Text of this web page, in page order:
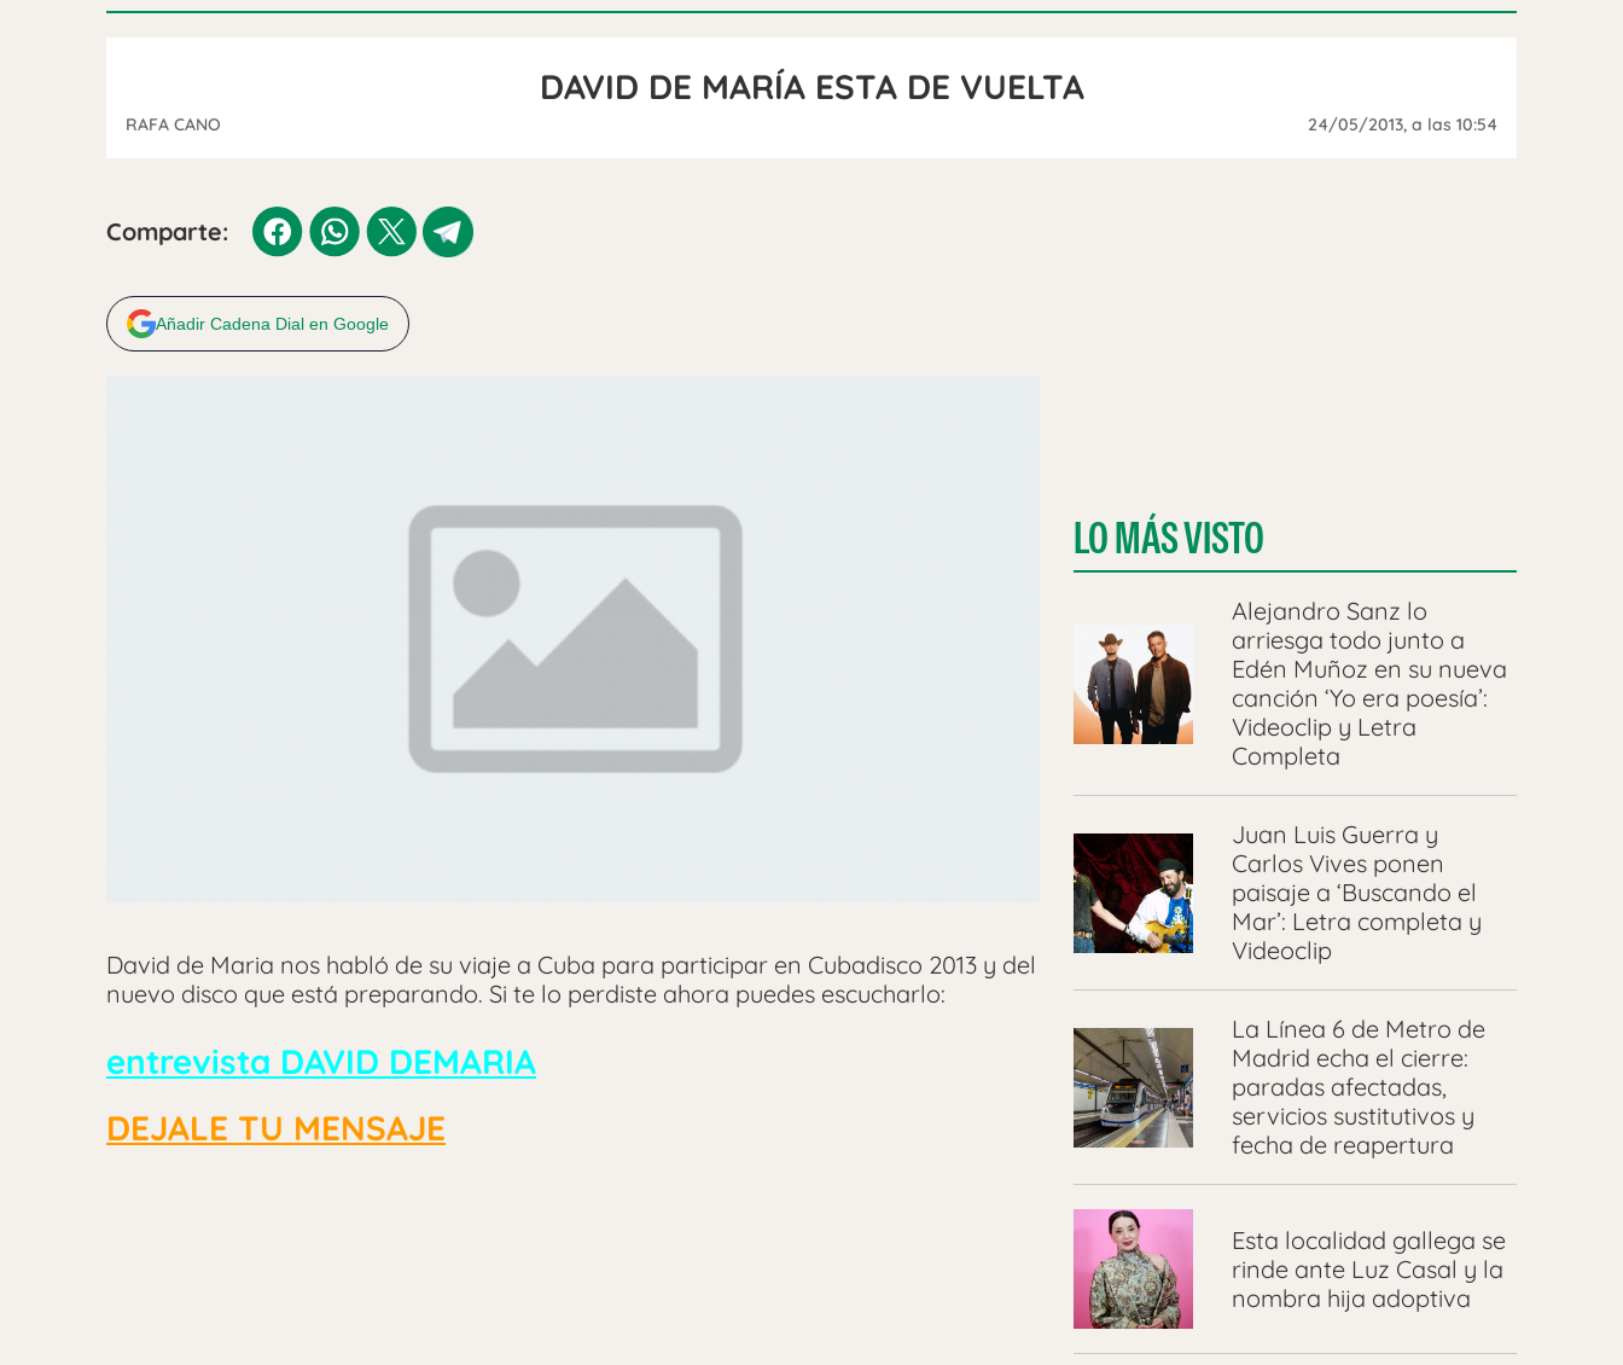
DAVID DE MARÍA ESTA DE VUELTA
RAFA CANO 24/05/2013, a las 10:54
Comparte:
Añadir Cadena Dial en Google
David de Maria nos habló de su viaje a Cuba para participar en Cubadisco 2013 y del
nuevo disco que está preparando. Si te lo perdiste ahora puedes escucharlo:
entrevista DAVID DEMARIA
DEJALE TU MENSAJE
LO MÁS VISTO
Alejandro Sanz lo
arriesga todo junto a
Edén Muñoz en su nueva
canción ‘Yo era poesía’:
Videoclip y Letra
Completa
Juan Luis Guerra y
Carlos Vives ponen
paisaje a ‘Buscando el
Mar’: Letra completa y
Videoclip
La Línea 6 de Metro de
Madrid echa el cierre:
paradas afectadas,
servicios sustitutivos y
fecha de reapertura
Esta localidad gallega se
rinde ante Luz Casal y la
nombra hija adoptiva